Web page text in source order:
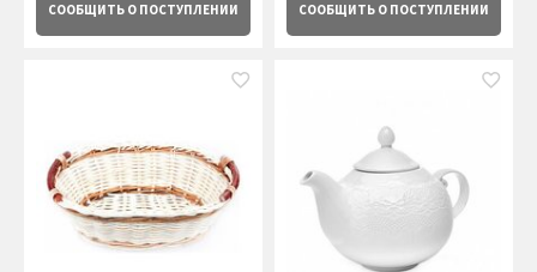
СООБЩИТЬ О ПОСТУПЛЕНИИ СООБЩИТЬ О ПОСТУПЛЕНИИ